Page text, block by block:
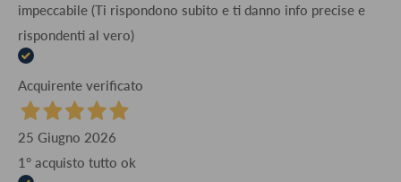
impeccabile (Ti rispondono subito e ti danno info precise e
rispondenti al vero)
Acquirente verificato
25 Giugno 2026
1° acquisto tutto ok